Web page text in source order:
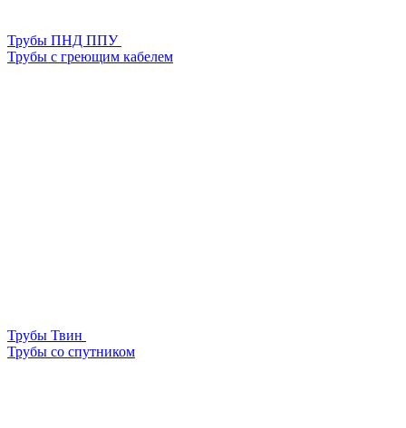
Трубы ПНД ППУ
Трубы с греющим кабелем
Трубы Твин
Трубы со спутником